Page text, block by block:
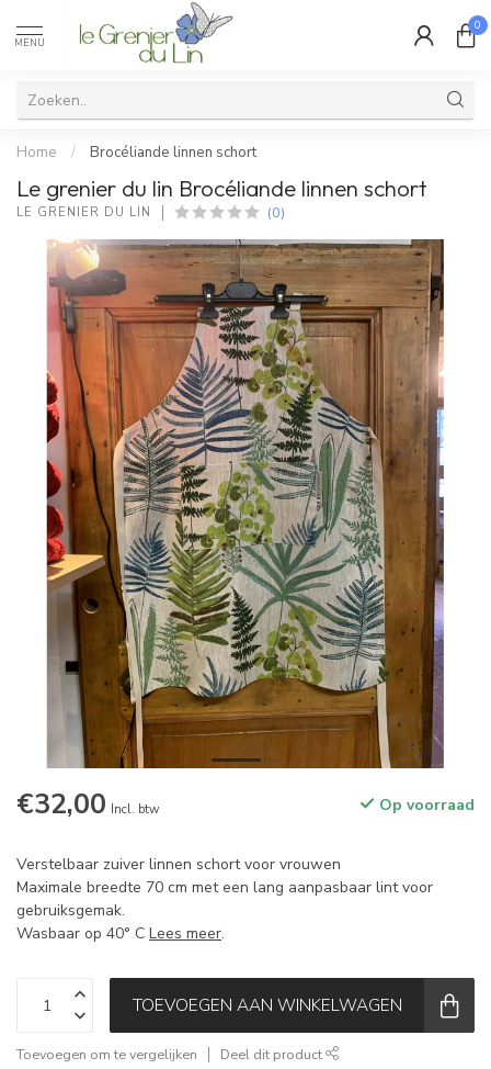
MENU
0
Home / Brocéliande linnen schort
Le grenier du lin Brocéliande linnen schort
LE GRENIER DU LIN (0)
€32,00 Incl. btw Op voorraad
Verstelbaar zuiver linnen schort voor vrouwen
Maximale breedte 70 cm met een lang aanpasbaar lint voor
gebruiksgemak.
Wasbaar op 40° C Lees meer.
TOEVOEGEN AAN WINKELWAGEN
Toevoegen om te vergelijken Deel dit product